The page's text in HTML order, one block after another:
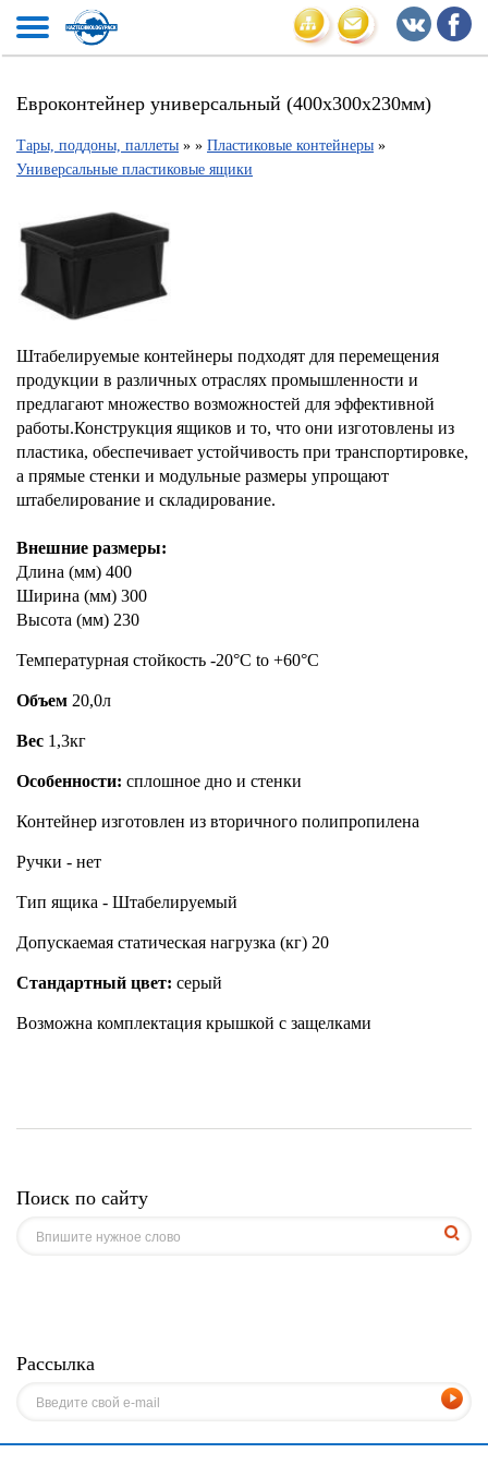
Евроконтейнер универсальный (400х300х230мм)
Тары, поддоны, паллеты » » Пластиковые контейнеры »
Универсальные пластиковые ящики
Штабелируемые контейнеры подходят для перемещения
продукции в различных отраслях промышленности и
предлагают множество возможностей для эффективной
работы.Конструкция ящиков и то, что они изготовлены из
пластика, обеспечивает устойчивость при транспортировке,
а прямые стенки и модульные размеры упрощают
штабелирование и складирование.
Внешние размеры:
Длина (мм) 400
Ширина (мм) 300
Высота (мм) 230
Температурная стойкость -20°C to +60°C
Объем 20,0л
Вес 1,3кг
Особенности: сплошное дно и стенки
Контейнер изготовлен из вторичного полипропилена
Ручки - нет
Тип ящика - Штабелируемый
Допускаемая статическая нагрузка (кг) 20
Стандартный цвет: серый
Возможна комплектация крышкой с защелками
Поиск по сайту
Рассылка